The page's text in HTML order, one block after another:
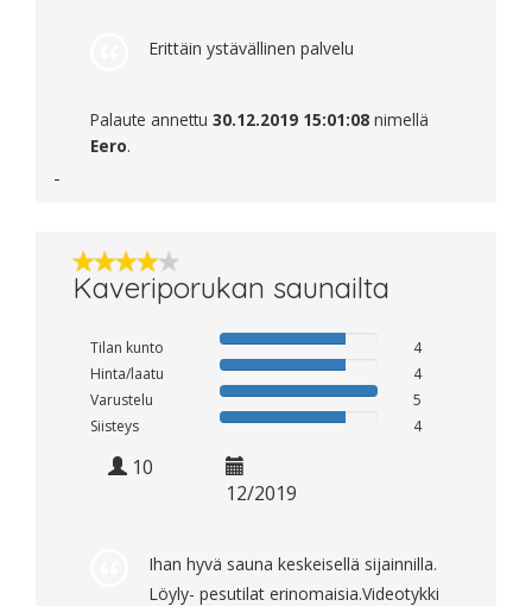
Erittäin ystävällinen palvelu
Palaute annettu 30.12.2019 15:01:08 nimellä
Eero.
Kaveriporukan saunailta
Tilan kunto
4
Hinta/laatu
4
Varustelu
5
Siisteys
4
10
12/2019
Ihan hyvä sauna keskeisellä sijainnilla.
Löyly- pesutilat erinomaisia.Videotykki